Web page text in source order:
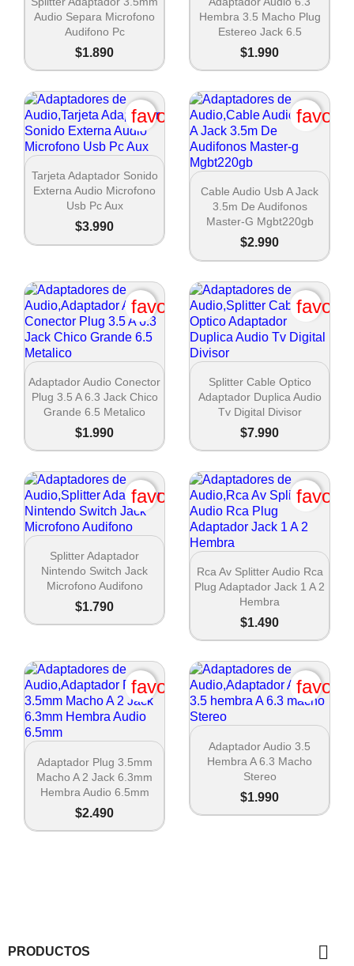
Audio Separa Microfono
Audifono Pc
$1.890
Hembra 3.5 Macho Plug
Estereo Jack 6.5
$1.990
 Vista rápida
Tarjeta Adaptador Sonido
Externa Audio Microfono
Usb Pc Aux
$3.990
favorite_border
 Vista rápida
Cable Audio Usb A Jack
3.5m De Audifonos
Master-G Mgbt220gb
$2.990
 Vista rápida
Adaptador Audio Conector
Plug 3.5 A 6.3 Jack Chico
Grande 6.5 Metalico
$1.990
favorite_border
 Vista rápida
Splitter Cable Optico
Adaptador Duplica Audio
Tv Digital Divisor
$7.990
 Vista rápida
Splitter Adaptador
Nintendo Switch Jack
Microfono Audifono
$1.790
favorite_border
 Vista rápida
Rca Av Splitter Audio Rca
Plug Adaptador Jack 1 A 2
Hembra
$1.490
 Vista rápida
Adaptador Plug 3.5mm
Macho A 2 Jack 6.3mm
Hembra Audio 6.5mm
$2.490
favorite_border
 Vista rápida
Adaptador Audio 3.5
Hembra A 6.3 Macho
Stereo
$1.990
PRODUCTOS 